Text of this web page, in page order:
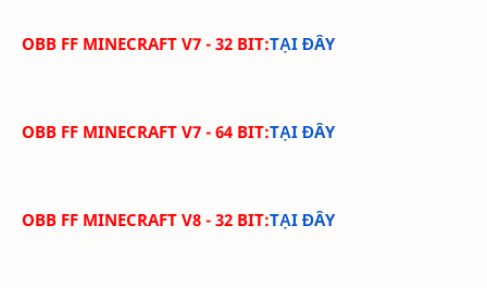
OBB FF MINECRAFT V7 - 32 BIT:TẠI ĐÂY
OBB FF MINECRAFT V7 - 64 BIT:TẠI ĐÂY
OBB FF MINECRAFT V8 - 32 BIT:TẠI ĐÂY